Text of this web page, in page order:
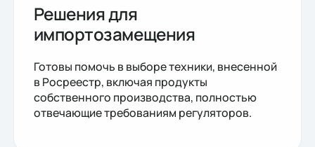
Решения для
импортозамещения
Готовы помочь в выборе техники, внесенной
в Росреестр, включая продукты
собственного производства, полностью
отвечающие требованиям регуляторов.